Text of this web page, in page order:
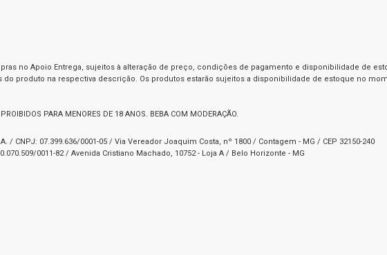
no Apoio Entrega, sujeitos à alteração de preço, condições de pagamento e disponibilidade de
produto na respectiva descrição. Os produtos estarão sujeitos a disponibilidade de estoque no
PARA MENORES DE 18 ANOS. BEBA COM MODERAÇÃO.
/ CNPJ: 07.399.636/0001-05 / Via Vereador Joaquim Costa, nº 1800 / Contagem - MG / CEP 32150-240
0011-82 / Avenida Cristiano Machado, 10752 - Loja A / Belo Horizonte - MG